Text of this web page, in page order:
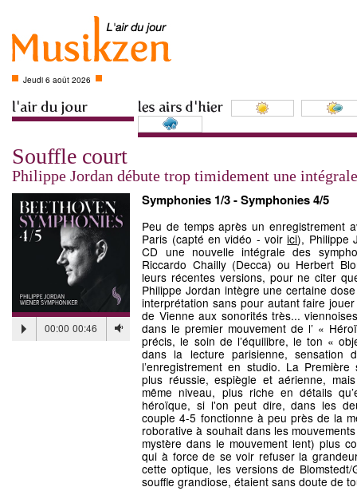
Jeudi 6 août 2026
Souffle court
Philippe Jordan débute trop timidement une
00:00 00:46
Symphonies 1/3 - Symphonies 4/5
Peu de temps après un enregistrement
Paris (capté en vidéo - voirici), Philippe
CD une nouvelle intégrale des
Riccardo Chailly (Decca) ou Herbert
leurs récentes versions, pour ne citer
Philippe Jordan intègre une certaine
interprétation sans pour autant faire
de Vienne aux sonorités très...
dans le premier mouvement de l’ «
précis, le soin de l’équilibre, le ton «
dans la lecture parisienne, sensation
l’enregistrement en studio. La
plus réussie, espiègle et aérienne,
même niveau, plus riche en détails
héroïque, si l'on peut dire, dans les
couple 4-5 fonctionne à peu près de la
roborative à souhait dans les
mystère dans le mouvement lent) plus
qui à force de se voir refuser la
cette optique, les versions de
souffle grandiose, étaient sans doute de